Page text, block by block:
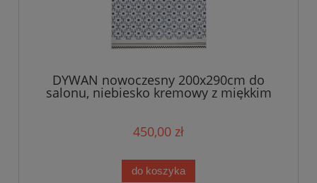
DYWAN nowoczesny 200x290cm do
salonu, niebiesko kremowy z miękkim
włosem Zala Living
450,00 zł
do koszyka